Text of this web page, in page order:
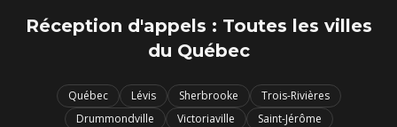
Réception d'appels : Toutes les villes
du Québec
Québec Lévis Sherbrooke
Trois-Rivières
Drummondville
Victoriaville
Saint-Jérôme